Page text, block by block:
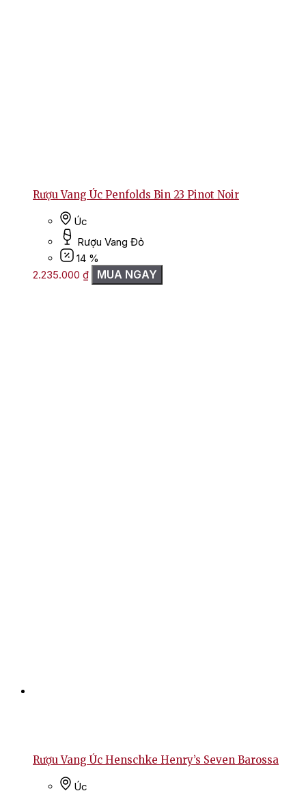
Rượu Vang Úc Penfolds Bin 23 Pinot Noir
Úc
Rượu Vang Đỏ
14 %
2.235.000 ₫ MUA NGAY
Rượu Vang Úc Henschke Henry’s Seven Barossa
Úc